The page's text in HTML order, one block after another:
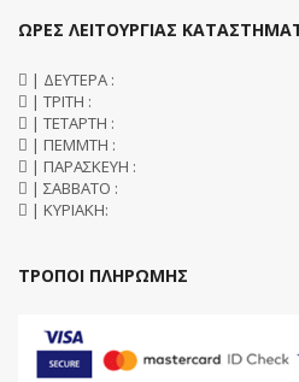
ΩΡΕΣ ΛΕΙΤΟΥΡΓΙΑΣ
| ΔΕΥΤΕΡΑ :
| ΤΡΙΤΗ :
| ΤΕΤΑΡΤΗ :
| ΠΕΜΜΤΗ :
| ΠΑΡΑΣΚΕΥΗ :
| ΣΑΒΒΑΤΟ :
| ΚΥΡΙΑΚΗ:
ΤΡΟΠΟΙ ΠΛΗΡΩΜΗΣ